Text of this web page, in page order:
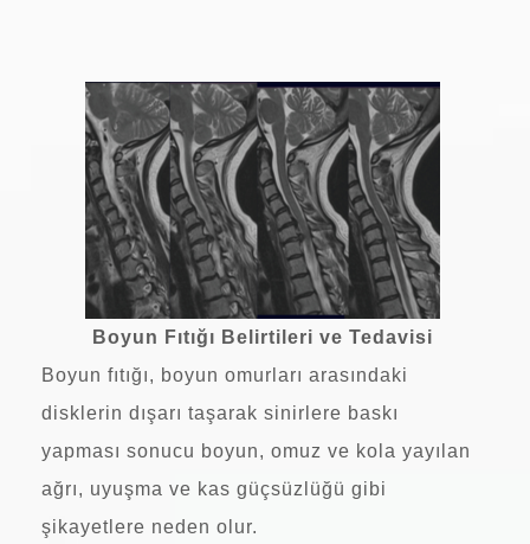
Boyun Fıtığı Belirtileri ve Tedavisi
Boyun fıtığı, boyun omurları arasındaki
disklerin dışarı taşarak sinirlere baskı
yapması sonucu boyun, omuz ve kola yayılan
ağrı, uyuşma ve kas güçsüzlüğü gibi
şikayetlere neden olur.